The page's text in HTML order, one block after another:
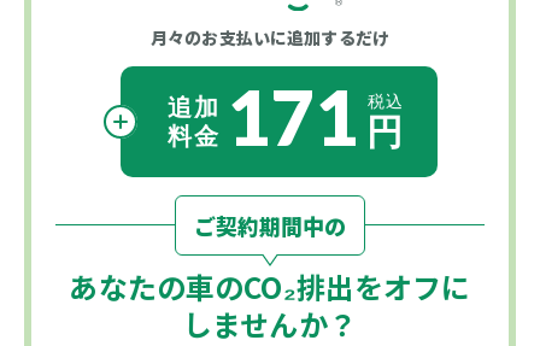
月々のお支払いに追加するだけ
171
ご契約期間中の
あなたの車のCO₂排出をオフに
しませんか？